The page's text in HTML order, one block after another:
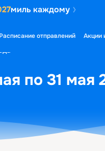
миль каждому
Расписание отправлений Акции
по 31 мая